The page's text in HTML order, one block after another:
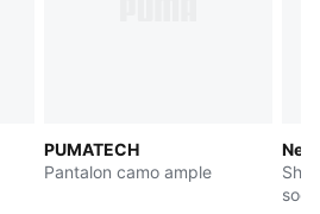
PUMATECH
Pantalon camo ample